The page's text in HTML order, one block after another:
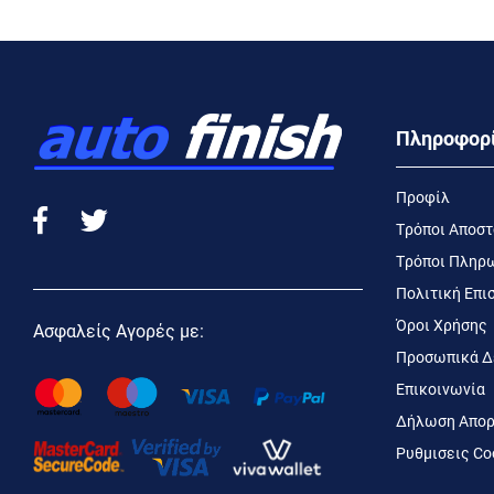
Ασφαλείς Αγορές με:
Προφίλ
Τρόποι
Τρόποι
Πολιτική
Όροι Χρήσης
Προσωπικά
Επικοινωνία
Δήλωση
Ρυθμισεις